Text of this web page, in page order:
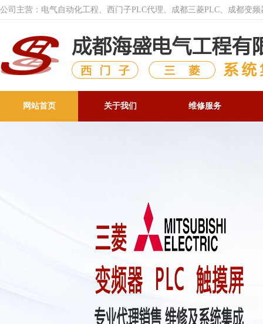
公司主营：电气自动化工程、西门子PLC代理、成都三菱PLC、成都变
网站首页 关于我们 维修服务